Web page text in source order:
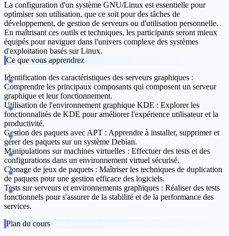
La configuration d'un système GNU/Linux est essentielle pour
optimiser son utilisation, que ce soit pour des tâches de
développement, de gestion de serveurs ou d'utilisation personnelle.
En maîtrisant ces outils et techniques, les participants seront mieux
équipés pour naviguer dans l'univers complexe des systèmes
d'exploitation basés sur Linux.
Ce que vous apprendrez
Identification des caractéristiques des serveurs graphiques :
Comprendre les principaux composants qui composent un serveur
graphique et leur fonctionnement.
Utilisation de l'environnement graphique KDE : Explorer les
fonctionnalités de KDE pour améliorer l'expérience utilisateur et la
productivité.
Gestion des paquets avec APT : Apprendre à installer, supprimer et
gérer des paquets sur un système Debian.
Manipulations sur machines virtuelles : Effectuer des tests et des
configurations dans un environnement virtuel sécurisé.
Clonage de jeux de paquets : Maîtriser les techniques de duplication
de paquets pour une gestion efficace des logiciels.
Tests sur serveurs et environnements graphiques : Réaliser des tests
fonctionnels pour s'assurer de la stabilité et de la performance des
services.
Plan du cours